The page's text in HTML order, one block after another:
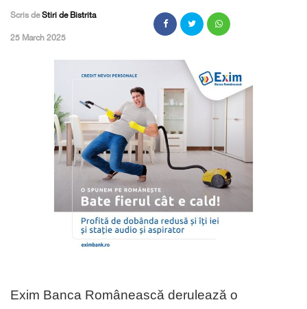
Scris deStiri de Bistrita
,25 March 2025
Exim Banca Românească derulează o